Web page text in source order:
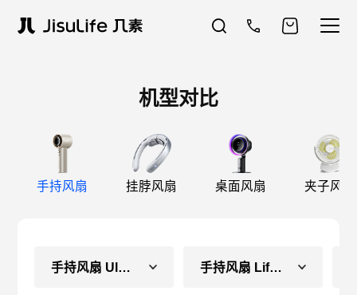
机型对比
手持风扇 挂脖风扇 桌面风扇 夹子风扇
手持风扇 Ultra2 E 手持风扇 Life8（长续航款）